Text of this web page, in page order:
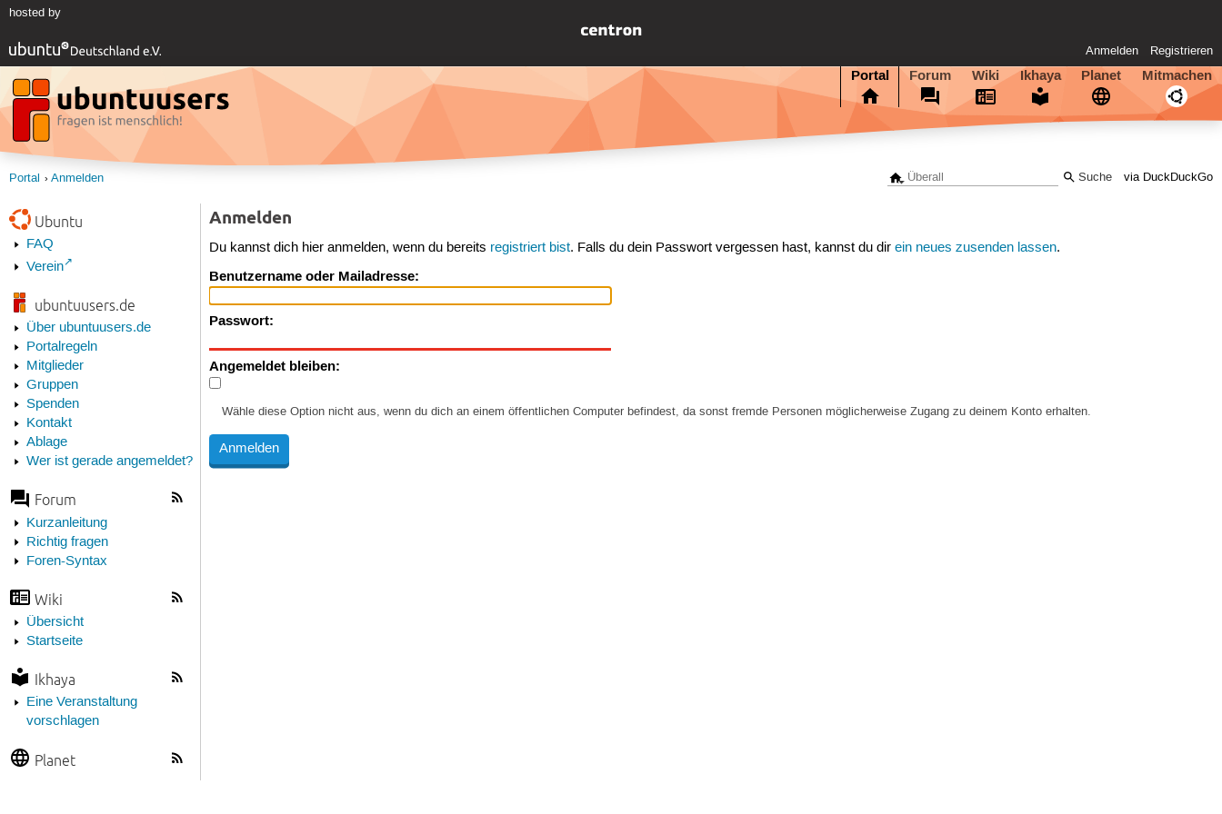
hosted by
Anmelden Registrieren
Portal Forum Wiki Ikhaya Planet Mitmachen
via DuckDuckGo
Portal Anmelden
Ubuntu
FAQ
Verein
ubuntuusers.de
Über ubuntuusers.de
Portalregeln
Mitglieder
Gruppen
Spenden
Kontakt
Ablage
Wer ist gerade angemeldet?
Forum
Kurzanleitung
Richtig fragen
Foren-Syntax
Wiki
Übersicht
Startseite
Ikhaya
Eine Veranstaltung
vorschlagen
Planet
Anmelden
Du kannst dich hier anmelden, wenn du bereits registriert bist. Falls du dein Passwort vergessen hast, kannst du direin neues zusenden lassen.
Benutzername oder Mailadresse:
Passwort:
Angemeldet bleiben:
Wähle diese Option nicht aus, wenn du dich an einem öffentlichen Computer befindest, da sonst fremde Personen möglicherweise Zugang zu deinem Konto erhalten.